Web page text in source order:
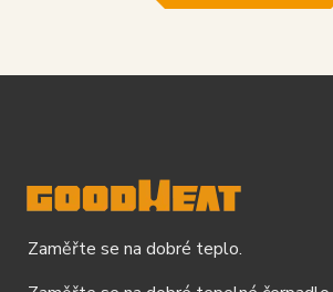
Zaměřte se na dobré teplo.